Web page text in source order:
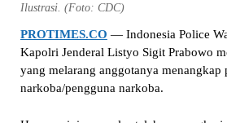
Ilustrasi. (Foto: CDC)
PROTIMES.CO — Indonesia Police
Kapolri Jenderal Listyo Sigit Prabowo
yang melarang anggotanya menangkap
narkoba/pengguna narkoba.